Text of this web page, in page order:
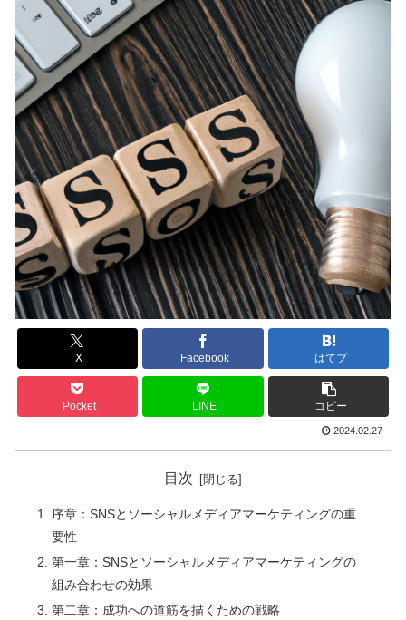
X Facebook はてブ
Pocket LINE コピー
2024.02.27
目次
序章：SNSとソーシャルメディアマーケティングの重
要性
第一章：SNSとソーシャルメディアマーケティングの
組み合わせの効果
第二章：成功への道筋を描くための戦略